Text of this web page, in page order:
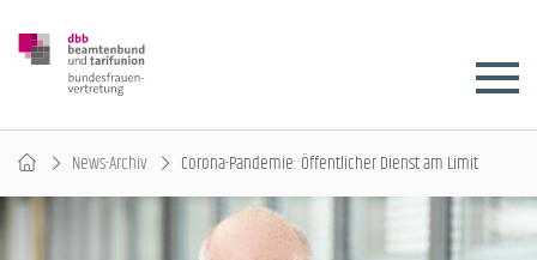
News-Archiv Corona-Pandemie: Öffentlicher Dienst am Limit